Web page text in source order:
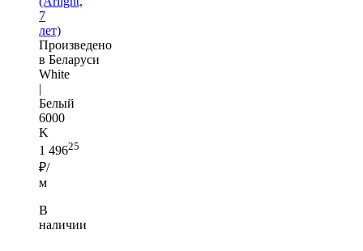
7
лет)
Произведено
в Беларуси
White
|
Белый
6000
K
1 49625
₽/
м
В
наличии